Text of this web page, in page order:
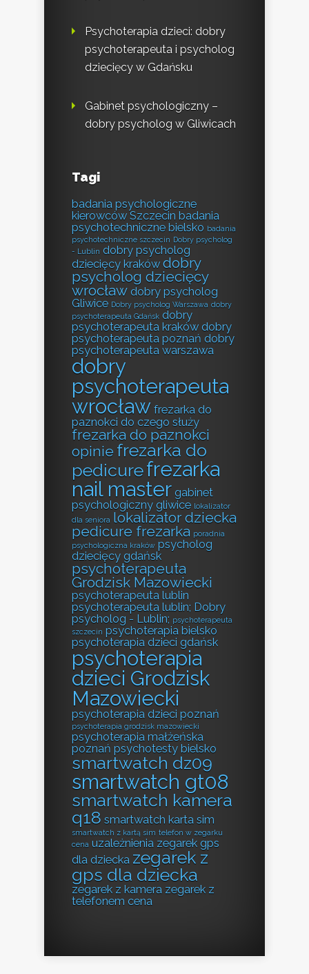
Psychoterapia dzieci: dobry
psychoterapeuta i psycholog
dziecięcy w Gdańsku
Gabinet psychologiczny –
dobry psycholog w Gliwicach
Tagi
badania psychologiczne
kierowców Szczecin badania
psychotechniczne bielsko badania
psychotechniczne szczecin Dobry psycholog
- Lublin dobry psycholog
dziecięcy kraków dobry
psycholog dziecięcy
wrocław dobry psycholog
Gliwice Dobry psycholog Warszawa dobry
psychoterapeuta Gdańsk dobry
psychoterapeuta kraków dobry
psychoterapeuta poznań dobry
psychoterapeuta warszawa
dobry
psychoterapeuta
wrocław frezarka do
paznokci do czego służy
frezarka do paznokci
opinie frezarka do
pedicurefrezarka
nail master gabinet
psychologiczny gliwice lokalizator
dla seniora lokalizator dziecka
pedicure frezarka poradnia
psychologiczna kraków psycholog
dziecięcy gdańsk
psychoterapeuta
Grodzisk Mazowiecki
psychoterapeuta lublin
psychoterapeuta lublin; Dobry
psycholog - Lublin; psychoterapeuta
szczecin psychoterapia bielsko
psychoterapia dzieci gdańsk
psychoterapia
dzieci Grodzisk
Mazowiecki
psychoterapia dzieci poznań
psychoterapia grodzisk mazowiecki
psychoterapia małżeńska
poznań psychotesty bielsko
smartwatch dz09
smartwatch gt08
smartwatch kamera
q18 smartwatch karta sim
smartwatch z kartą sim telefon w zegarku
cena uzależnienia zegarek gps
dla dziecka zegarek z
gps dla dziecka
zegarek z kamera zegarek z
telefonem cena